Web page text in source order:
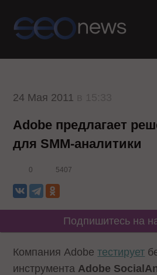
24 Мая 2011
Adobe предлагает
для SMM-аналитики
0 5407
Подпишитесь на
Компания Adobeтестирует
инструмента Adobe